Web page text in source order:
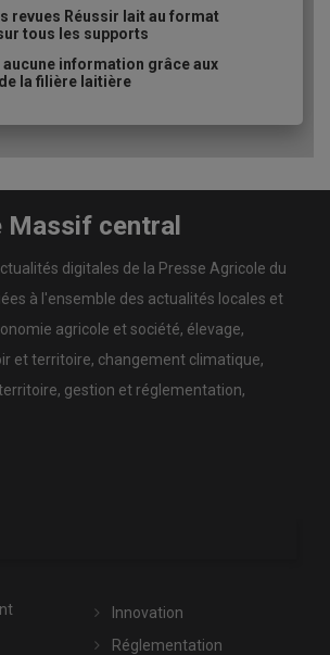
revues Réussir lait au format
tous les supports
aucune information grâce aux
la filière laitière
central
digitales de la Presse Agricole du
à l'ensemble des actualités locales et
agricole et société, élevage,
et territoire, changement climatique,
gestion et réglementation,
Innovation
Réglementation